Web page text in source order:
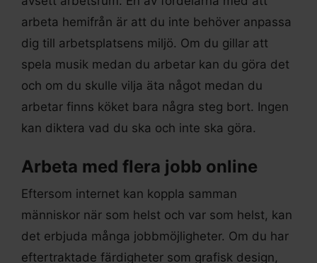
arbeta hemifrån är att du inte behöver anpassa
dig till arbetsplatsens miljö. Om du gillar att
spela musik medan du arbetar kan du göra det
och om du skulle vilja äta något medan du
arbetar finns köket bara några steg bort. Ingen
kan diktera vad du ska och inte ska göra.
Arbeta med flera jobb online
Eftersom internet kan koppla samman
människor när som helst och var som helst, kan
det erbjuda många jobbmöjligheter. Om du har
eftertraktade färdigheter som grafisk design,